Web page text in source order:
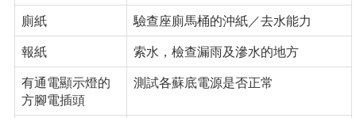
廁紙
驗查座廁馬桶的沖紙／去水能力
報紙
索水，檢查漏雨及滲水的地方
有通電顯示燈的
方腳電插頭
測試各蘇底電源是否正常